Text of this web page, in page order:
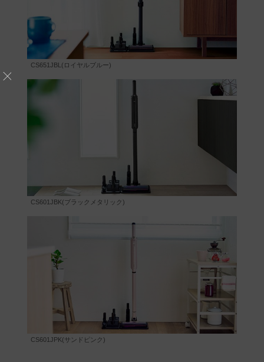
CS651JBL(ロイヤルブルー)
CS601JBK(ブラックメタリック)
CS601JPK(サンドピンク)